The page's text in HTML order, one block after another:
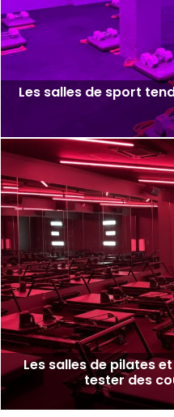
Les salles de sport
Les salles de pilates
tester des